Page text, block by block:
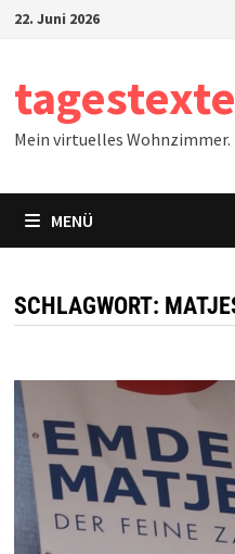
Zum22. Juni 2026
Mein virtuelles Wohnzimmer.
MENÜ
SCHLAGWORT: